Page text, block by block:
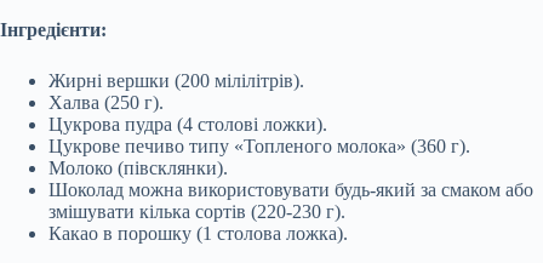
Інгредієнти:
Жирні вершки (200 мілілітрів).
Халва (250 г).
Цукрова пудра (4 столові ложки).
Цукрове печиво типу «Топленого молока» (360 г).
Молоко (півсклянки).
Шоколад можна використовувати будь-який за смаком або
змішувати кілька сортів (220-230 г).
Какао в порошку (1 столова ложка).